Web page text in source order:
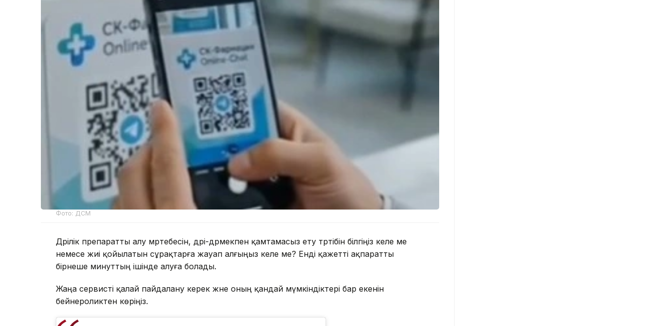
Фото: ДСМ
Дәрілік препаратты алу мәртебесін, дәрі-дәрмекпен қамтамасыз ету тәртібін білгіңіз келе ме
немесе жиі қойылатын сұрақтарға жауап алғыңыз келе ме? Енді қажетті ақпаратты
бірнеше минуттың ішінде алуға болады.
Жаңа сервисті қалай пайдалану керек және оның қандай мүмкіндіктері бар екенін
бейнероликтен көріңіз.